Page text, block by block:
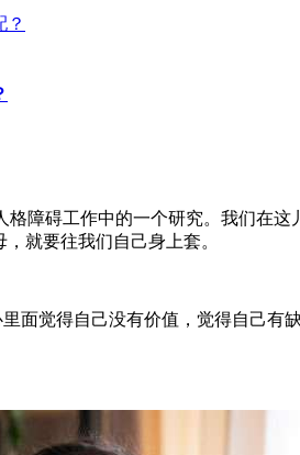
障碍工作中的一个研究。我们在
就要往我们自己身上套。
面觉得自己没有价值，觉得自己